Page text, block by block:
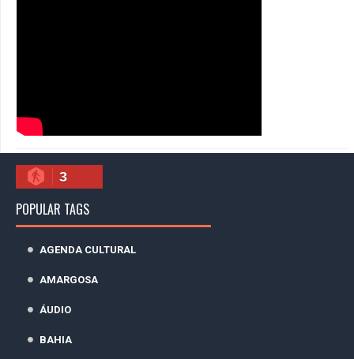
3
POPULAR TAGS
AGENDA CULTURAL
AMARGOSA
ÁUDIO
BAHIA